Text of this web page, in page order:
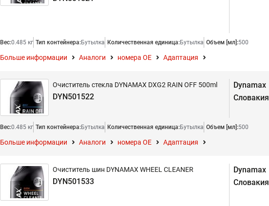
Вес:0.485 кг Тип контейнера:Бутылка Количественная единица:Бутылка Объем [мл]:500
Больше информации Аналоги номера ОЕ Адаптация
Очиститель стекла DYNAMAX DXG2 RAIN OFF 500ml
DYN501522
Dynamax
Словакия
Вес:0.485 кг Тип контейнера:Бутылка Количественная единица:Бутылка Объем [мл]:500
Больше информации Аналоги номера ОЕ Адаптация
Очиститель шин DYNAMAX WHEEL CLEANER
DYN501533
Dynamax
Словакия